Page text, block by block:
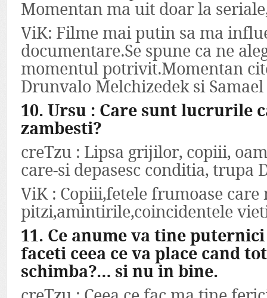
Momentan ma uit doar la
ViK: Filme mai putin sa ma
documentare.Se spune ca ne
momentul potrivit.Momentan
Drunvalo Melchizedek si
10. Ursu : Care sunt lucrurile
zambesti?
creTzu : Lipsa grijilor, copiii,
care-si depasesc conditia, trupa
ViK : Copiii,fetele frumoase care
pitzi,amintirile,coincidentele
11. Ce anume va tine
faceti ceea ce va place cand
schimba?… si nu in bine.